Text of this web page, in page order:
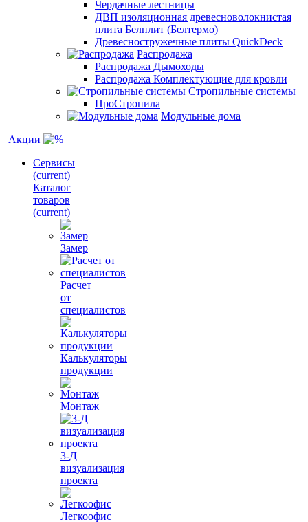
Чердачные лестницы
ДВП изоляционная древесноволокнистая
плита Белплит (Белтермо)
Древесностружечные плиты QuickDeck
Распродажа
Распродажа Дымоходы
Распродажа Комплектующие для кровли
Стропильные системы
ПроСтропила
Модульные дома
Акции
Сервисы
(current)
Каталог
товаров
(current)
Замер
Расчет
от
специалистов
Калькуляторы
продукции
Монтаж
3-Д
визуализация
проекта
Легкоофис